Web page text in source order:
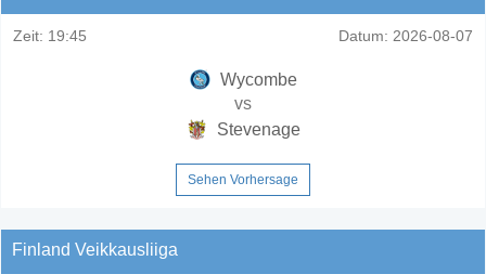
Zeit: 19:45 Datum: 2026-08-07
Wycombe
vs
Stevenage
Sehen Vorhersage
Finland Veikkausliiga